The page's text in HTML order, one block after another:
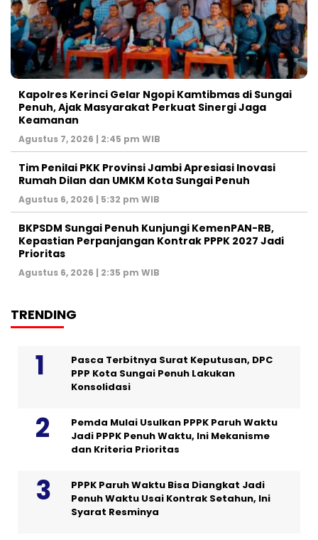
Kapolres Kerinci Gelar Ngopi Kamtibmas di Sungai
Penuh, Ajak Masyarakat Perkuat Sinergi Jaga
Keamanan
Agustus 7, 2026 | 2:45 pm WIB
Tim Penilai PKK Provinsi Jambi Apresiasi Inovasi
Rumah Dilan dan UMKM Kota Sungai Penuh
Agustus 6, 2026 | 5:32 pm WIB
BKPSDM Sungai Penuh Kunjungi KemenPAN-RB,
Kepastian Perpanjangan Kontrak PPPK 2027 Jadi
Prioritas
Agustus 6, 2026 | 2:35 pm WIB
TRENDING
Pasca Terbitnya Surat Keputusan, DPC
PPP Kota Sungai Penuh Lakukan
Konsolidasi
Pemda Mulai Usulkan PPPK Paruh Waktu
Jadi PPPK Penuh Waktu, Ini Mekanisme
dan Kriteria Prioritas
PPPK Paruh Waktu Bisa Diangkat Jadi
Penuh Waktu Usai Kontrak Setahun, Ini
Syarat Resminya